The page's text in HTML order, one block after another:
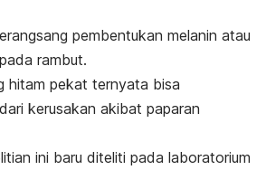
pembentukan melanin atau
rambut.
hitam pekat ternyata bisa
dari kerusakan akibat paparan
ini baru diteliti pada laboratorium